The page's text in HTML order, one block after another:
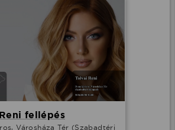
fellépés
Városháza Tér (Szabadtéri